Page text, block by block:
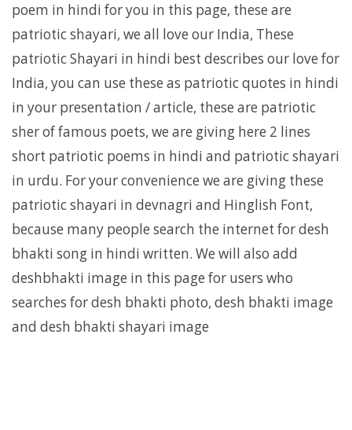
poem in hindi for you in this page, these are
patriotic shayari, we all love our India, These
patriotic Shayari in hindi best describes our love for
India, you can use these as patriotic quotes in hindi
in your presentation / article, these are patriotic
sher of famous poets, we are giving here 2 lines
short patriotic poems in hindi and patriotic shayari
in urdu. For your convenience we are giving these
patriotic shayari in devnagri and Hinglish Font,
because many people search the internet for desh
bhakti song in hindi written. We will also add
deshbhakti image in this page for users who
searches for desh bhakti photo, desh bhakti image
and desh bhakti shayari image